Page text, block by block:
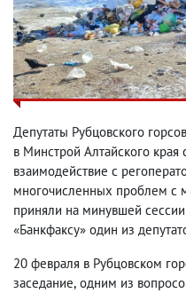
Депутаты Рубцовского
в Минстрой Алтайского края
взаимодействие с
многочисленных проблем с
приняли на минувшей
«Банкфаксу» один из
20 февраля в Рубцовском
заседание, одним из